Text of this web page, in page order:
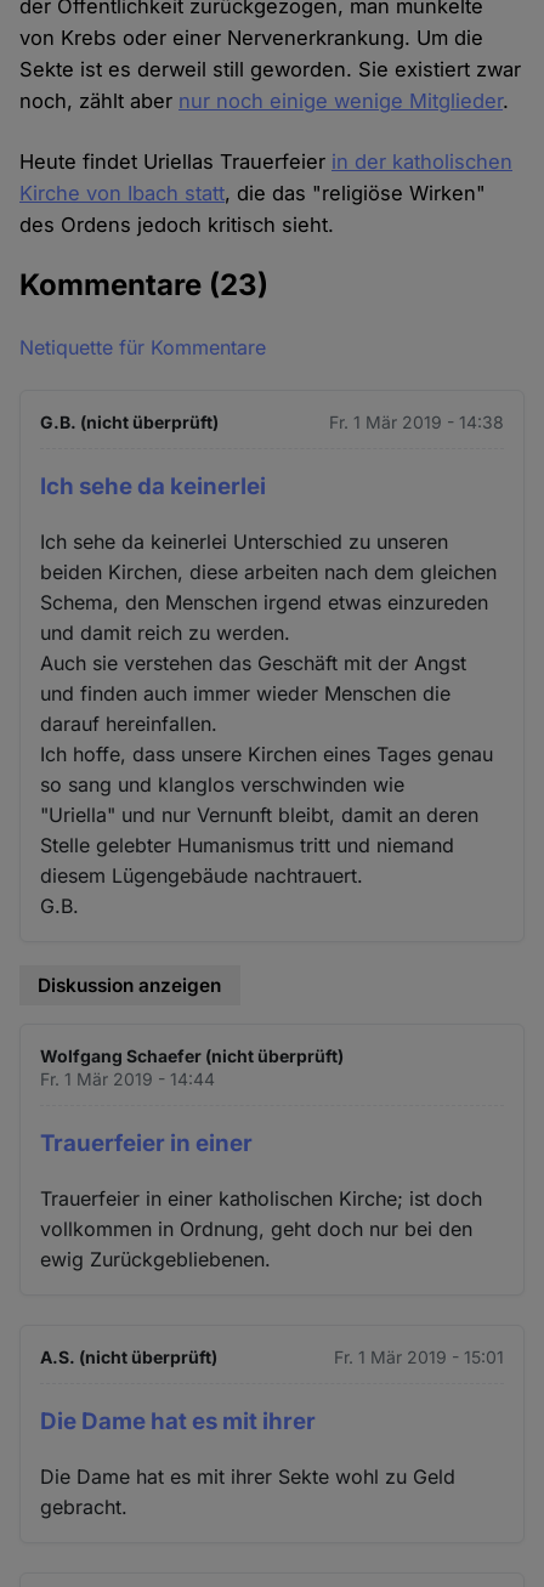
der Öffentlichkeit zurückgezogen, man munkelte
von Krebs oder einer Nervenerkrankung. Um die
Sekte ist es derweil still geworden. Sie existiert zwar
noch, zählt aber nur noch einige wenige Mitglieder.
Heute findet Uriellas Trauerfeier in der katholischen
Kirche von Ibach statt, die das "religiöse Wirken"
des Ordens jedoch kritisch sieht.
Kommentare (23)
Netiquette für Kommentare
G.B. (nicht überprüft) Fr. 1 Mär 2019 - 14:38
Ich sehe da keinerlei
Ich sehe da keinerlei Unterschied zu unseren
beiden Kirchen, diese arbeiten nach dem gleichen
Schema, den Menschen irgend etwas einzureden
und damit reich zu werden.
Auch sie verstehen das Geschäft mit der Angst
und finden auch immer wieder Menschen die
darauf hereinfallen.
Ich hoffe, dass unsere Kirchen eines Tages genau
so sang und klanglos verschwinden wie
"Uriella" und nur Vernunft bleibt, damit an deren
Stelle gelebter Humanismus tritt und niemand
diesem Lügengebäude nachtrauert.
G.B.
Diskussion anzeigen
Wolfgang Schaefer (nicht überprüft)
Fr. 1 Mär 2019 - 14:44
Trauerfeier in einer
Trauerfeier in einer katholischen Kirche; ist doch
vollkommen in Ordnung, geht doch nur bei den
ewig Zurückgebliebenen.
A.S. (nicht überprüft) Fr. 1 Mär 2019 - 15:01
Die Dame hat es mit ihrer
Die Dame hat es mit ihrer Sekte wohl zu Geld
gebracht.